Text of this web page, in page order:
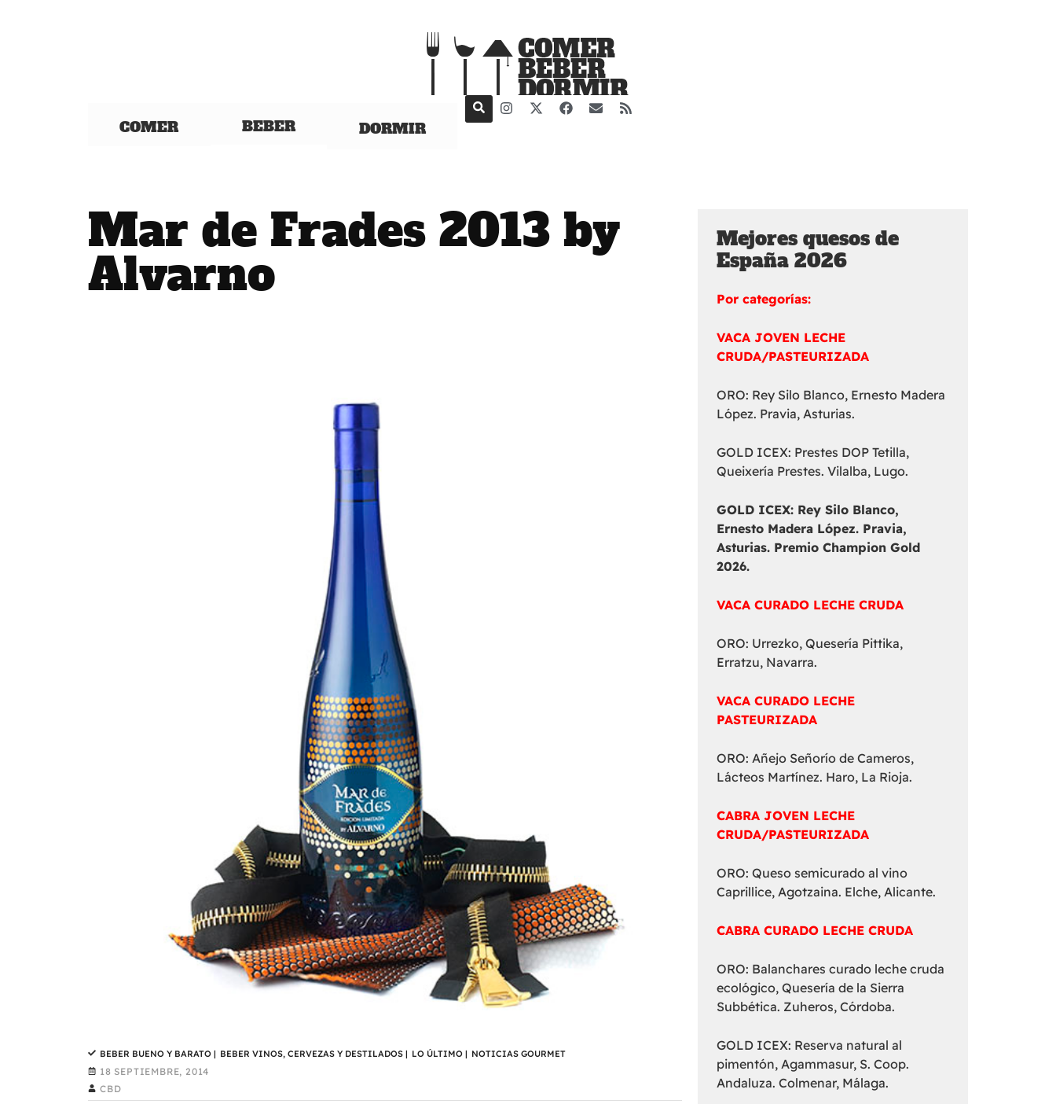
COMER BEBER DORMIR
Mar de Frades 2013 by
Alvarno
BEBER BUENO Y BARATO | BEBER VINOS, CERVEZAS Y DESTILADOS | LO ÚLTIMO | NOTICIAS GOURMET
18 SEPTIEMBRE, 2014
CBD
Mejores quesos de
España 2026
Por categorías:
VACA JOVEN LECHE
CRUDA/PASTEURIZADA
ORO: Rey Silo Blanco, Ernesto Madera
López. Pravia, Asturias.
GOLD ICEX: Prestes DOP Tetilla,
Queixería Prestes. Vilalba, Lugo.
GOLD ICEX: Rey Silo Blanco,
Ernesto Madera López. Pravia,
Asturias. Premio Champion Gold
2026.
VACA CURADO LECHE CRUDA
ORO: Urrezko, Quesería Pittika,
Erratzu, Navarra.
VACA CURADO LECHE
PASTEURIZADA
ORO: Añejo Señorío de Cameros,
Lácteos Martínez. Haro, La Rioja.
CABRA JOVEN LECHE
CRUDA/PASTEURIZADA
ORO: Queso semicurado al vino
Caprillice, Agotzaina. Elche, Alicante.
CABRA CURADO LECHE CRUDA
ORO: Balanchares curado leche cruda
ecológico, Quesería de la Sierra
Subbética. Zuheros, Córdoba.
GOLD ICEX: Reserva natural al
pimentón, Agammasur, S. Coop.
Andaluza. Colmenar, Málaga.